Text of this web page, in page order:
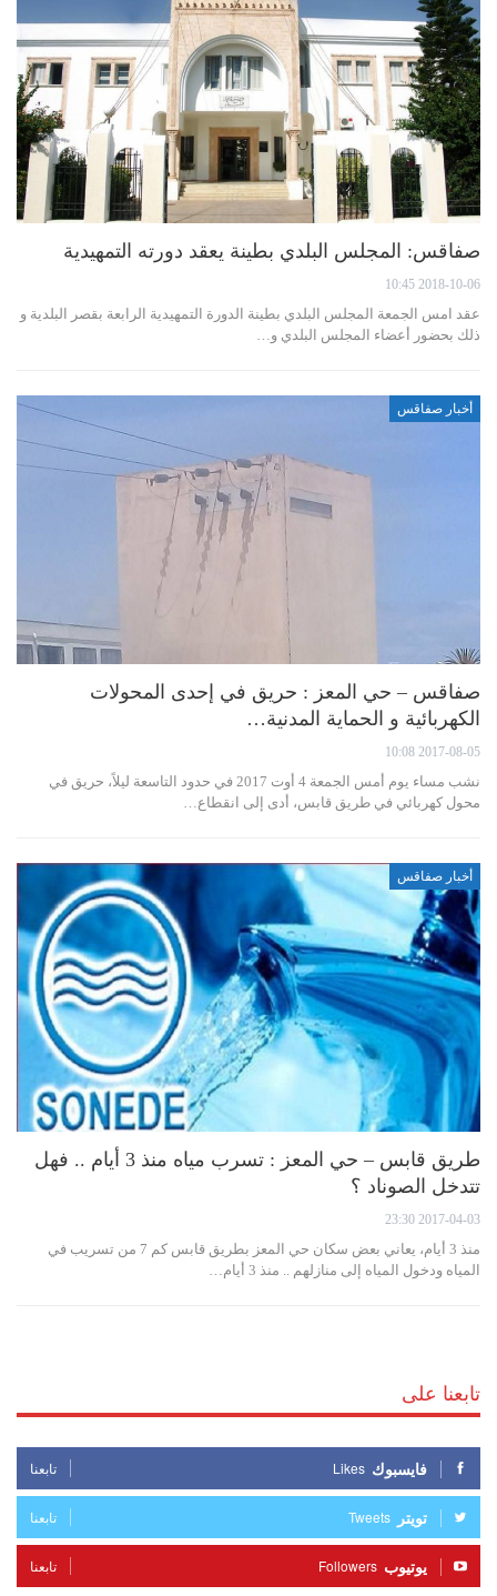
صفاقس: المجلس البلدي بطينة يعقد دورته التمهيدية
2018-10-06 10:45
عقد امس الجمعة المجلس البلدي بطينة الدورة التمهيدية الرابعة بقصر البلدية و
ذلك بحضور أعضاء المجلس البلدي و…
أخبار صفاقس
صفاقس – حي المعز : حريق في إحدى المحولات
الكهربائية و الحماية المدنية…
2017-08-05 10:08
نشب مساء يوم أمس الجمعة 4 أوت 2017 في حدود التاسعة ليلاً، حريق في
محول كهربائي في طريق قابس، أدى إلى انقطاع…
أخبار صفاقس
طريق قابس – حي المعز : تسرب مياه منذ 3 أيام .. فهل
تتدخل الصوناد ؟
2017-04-03 23:30
منذ 3 أيام، يعاني بعض سكان حي المعز بطريق قابس كم 7 من تسريب في
المياه ودخول المياه إلى منازلهم .. منذ 3 أيام…
تابعنا على
فايسبوك Likes تابعنا
تويتر Tweets تابعنا
يوتيوب Followers تابعنا